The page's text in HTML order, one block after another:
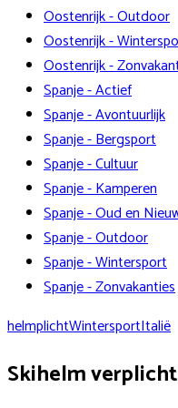
Oostenrijk - Outdoor
Oostenrijk -
Oostenrijk -
Spanje - Actief
Spanje - Avontuurlijk
Spanje - Bergsport
Spanje - Cultuur
Spanje - Kamperen
Spanje - Oud en
Spanje - Outdoor
Spanje - Wintersport
Spanje - Zonvakanties
helmplichtWintersportItalië
Skihelm